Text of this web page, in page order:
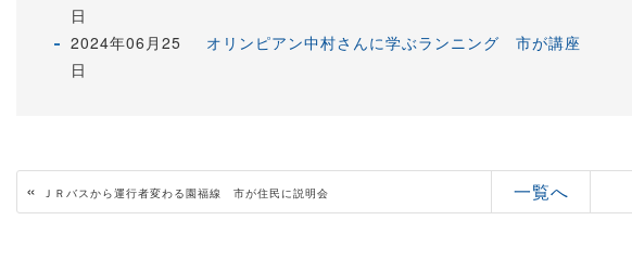
日
2024年06月25
日
オリンピアン中村さんに学ぶランニング 市が講座
« ＪＲバスから運行者変わる園福線 市が住民に説明会 一覧へ